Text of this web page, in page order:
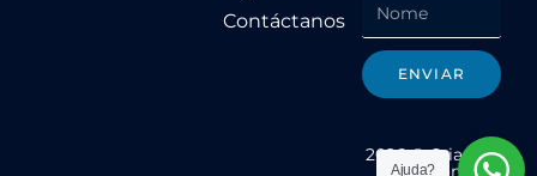
Contáctanos
ENVIAR
2026 © Criações
Visionárias
Ajuda?